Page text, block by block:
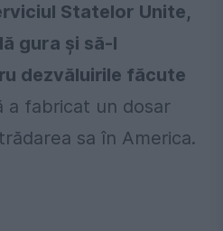
Statelor Unite,
gura și să-l
dezvăluirile făcute
a fabricat un dosar
sa în America.